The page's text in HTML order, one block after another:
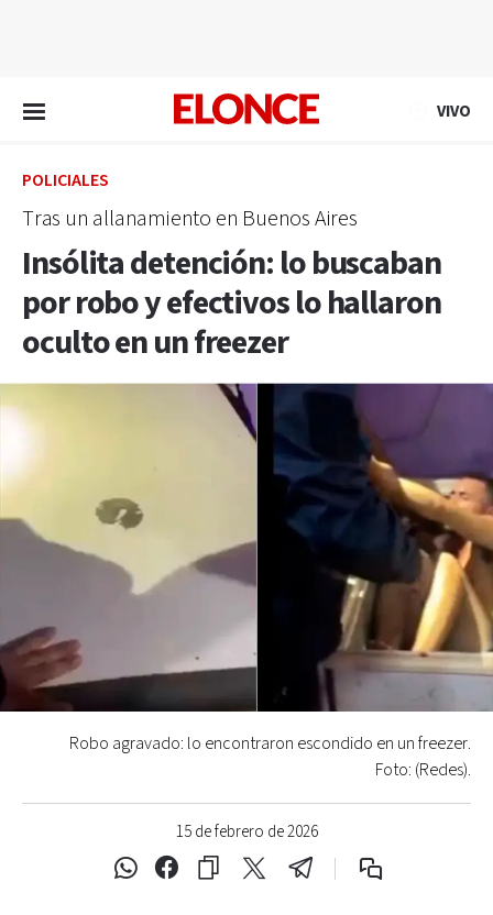
VIVO
POLICIALES
Tras un allanamiento en Buenos Aires
Insólita detención: lo buscaban
por robo y efectivos lo hallaron
oculto en un freezer
15 de febrero de 2026
Robo agravado: lo encontraron escondido en un freezer.
Foto: (Redes).